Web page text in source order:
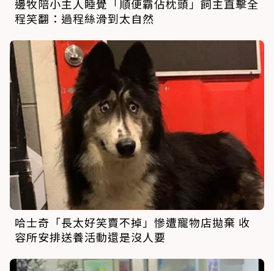
邊牧陪小主人睡覺「順便霸佔枕頭」飼主直擊全
程笑翻：過程絲滑到太自然
哈士奇「長太好笑賣不掉」慘遭寵物店拋棄 收
容所安排送養活動還是沒人要